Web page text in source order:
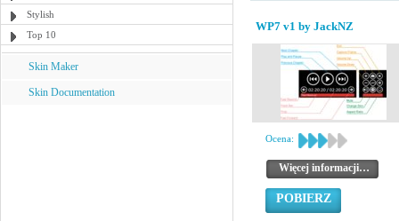
Stylish
Top 10
Skin Maker
Skin Documentation
WP7 v1 by JackNZ
Ocena:
Więcej informacji…
POBIERZ